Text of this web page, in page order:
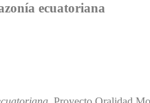
ecuatoriana